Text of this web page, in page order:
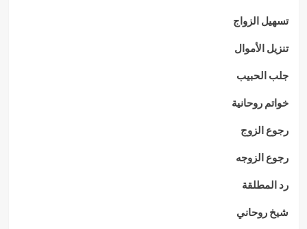
تسهيل الزواج
تنزيل الأموال
جلب الحبيب
خواتم روحانية
رجوع الزوج
رجوع الزوجه
رد المطلقة
شيخ روحاني